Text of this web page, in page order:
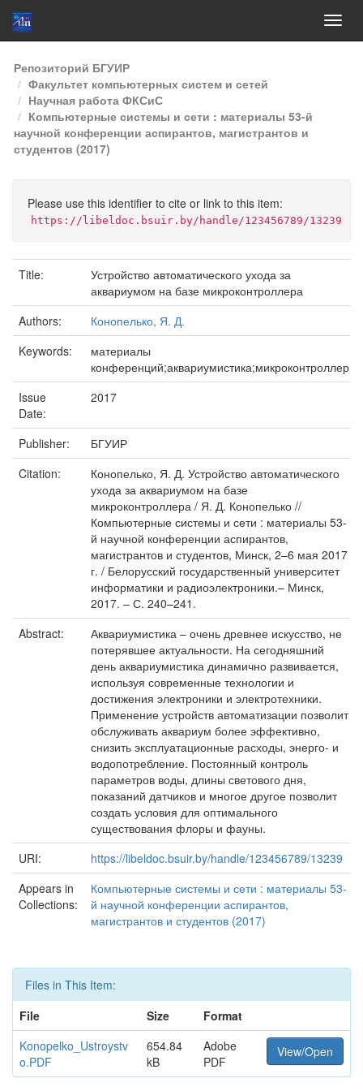
Skip
navigation
Репозиторий БГУИР
Факультет компьютерных систем и сетей
Научная работа ФКСиС
Компьютерные системы и сети : материалы 53-й
научной конференции аспирантов, магистрантов и
студентов (2017)
Please use this identifier to cite or link to this item:
https://libeldoc.bsuir.by/handle/123456789/13239
Title:
Устройство автоматического ухода за
аквариумом на базе микроконтроллера
Authors:
Конопелько, Я. Д.
Keywords:
материалы
конференций;аквариумистика;микроконтроллер
Issue
Date:
2017
Publisher:
БГУИР
Citation:
Конопелько, Я. Д. Устройство автоматического
ухода за аквариумом на базе
микроконтроллера / Я. Д. Конопелько //
Компьютерные системы и сети : материалы 53-
й научной конференции аспирантов,
магистрантов и студентов, Минск, 2–6 мая 2017
г. / Белорусский государственный университет
информатики и радиоэлектроники.– Минск,
2017. – С. 240–241.
Abstract:
Аквариумистика – очень древнее искусство, не
потерявшее актуальности. На сегодняшний
день аквариумистика динамично развивается,
используя современные технологии и
достижения электроники и электротехники.
Применение устройств автоматизации позволит
обслуживать аквариум более эффективно,
снизить эксплуатационные расходы, энерго- и
водопотребление. Постоянный контроль
параметров воды, длины светового дня,
показаний датчиков и многое другое позволит
создать условия для оптимального
существования флоры и фауны.
URI:
https://libeldoc.bsuir.by/handle/123456789/13239
Appears in
Collections:
Компьютерные системы и сети : материалы 53-
й научной конференции аспирантов,
магистрантов и студентов (2017)
Files in This Item:
File
Size
Format
Konopelko_Ustroystv
o.PDF
654.84
kB
Adobe
PDF
View/Open